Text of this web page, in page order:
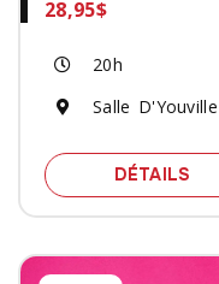
28,95$
20h
Salle D'Youville
DÉTAILS